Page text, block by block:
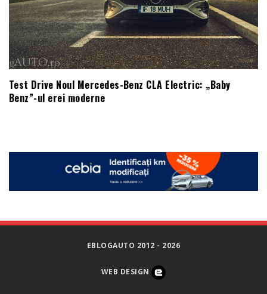
Test Drive Noul Mercedes-Benz CLA Electric: „Baby
Benz”-ul erei moderne
EBLOGAUTO 2012 - 2026
WEB DESIGN